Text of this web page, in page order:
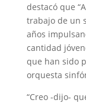
destacó que
trabajo de un
años
cantidad
que han sido
orquesta
“Creo -dijo-